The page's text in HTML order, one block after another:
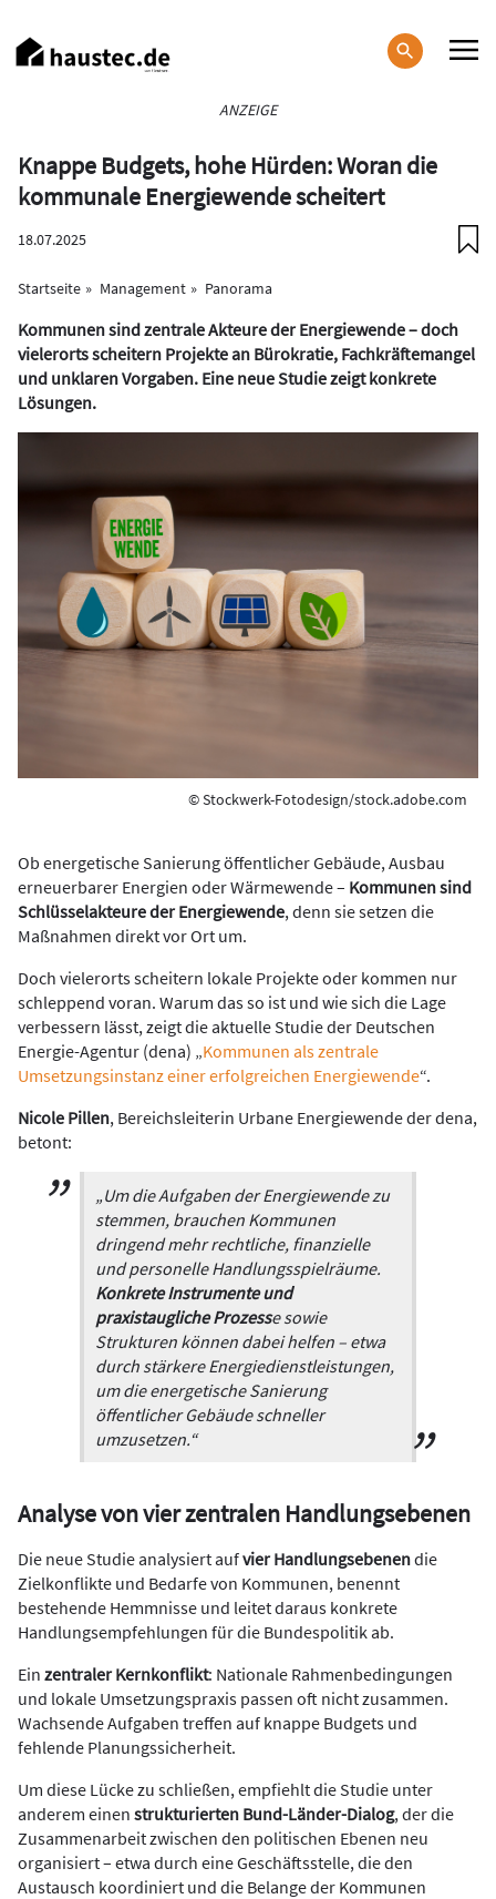
zum
Inhalt
ANZEIGE
Knappe Budgets, hohe Hürden: Woran die
kommunale Energiewende scheitert
18.07.2025
Startseite Management Panorama
Kommunen sind zentrale Akteure der Energiewende – doch
vielerorts scheitern Projekte an Bürokratie, Fachkräftemangel
und unklaren Vorgaben. Eine neue Studie zeigt konkrete
Lösungen.
© Stockwerk-Fotodesign/stock.adobe.com
Ob energetische Sanierung öffentlicher Gebäude, Ausbau
erneuerbarer Energien oder Wärmewende – Kommunen sind
Schlüsselakteure der Energiewende, denn sie setzen die
Maßnahmen direkt vor Ort um.
Doch vielerorts scheitern lokale Projekte oder kommen nur
schleppend voran. Warum das so ist und wie sich die Lage
verbessern lässt, zeigt die aktuelle Studie der Deutschen
Energie-Agentur (dena) „Kommunen als zentrale
Umsetzungsinstanz einer erfolgreichen Energiewende“.
Nicole Pillen, Bereichsleiterin Urbane Energiewende der dena,
betont:
„Um die Aufgaben der Energiewende zu
stemmen, brauchen Kommunen
dringend mehr rechtliche, finanzielle
und personelle Handlungsspielräume.
Konkrete Instrumente und
praxistaugliche Prozesse sowie
Strukturen können dabei helfen – etwa
durch stärkere Energiedienstleistungen,
um die energetische Sanierung
öffentlicher Gebäude schneller
umzusetzen.“
Analyse von vier zentralen Handlungsebenen
Die neue Studie analysiert aufvier Handlungsebenendie
Zielkonflikte und Bedarfe von Kommunen, benennt
bestehende Hemmnisse und leitet daraus konkrete
Handlungsempfehlungen für die Bundespolitik ab.
Ein zentraler Kernkonflikt: Nationale Rahmenbedingungen
und lokale Umsetzungspraxis passen oft nicht zusammen.
Wachsende Aufgaben treffen auf knappe Budgets und
fehlende Planungssicherheit.
Um diese Lücke zu schließen, empfiehlt die Studie unter
anderem einen strukturierten Bund-Länder-Dialog, der die
Zusammenarbeit zwischen den politischen Ebenen neu
organisiert – etwa durch eine Geschäftsstelle, die den
Austausch koordiniert und die Belange der Kommunen